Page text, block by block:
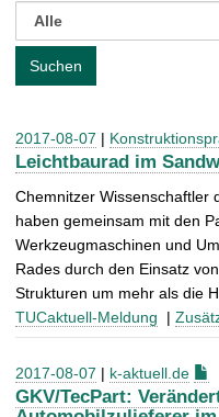
e
h
:
Suchen
2017-08-07 |
Leichtbaurad im
Chemnitzer Wissenschaftler
haben gemeinsam mit den
Werkzeugmaschinen und
Rades durch den Einsatz
Strukturen um mehr als die
TUCaktuell-Meldung |
2017-08-07 | k-aktuell.de
GKV/TecPart: